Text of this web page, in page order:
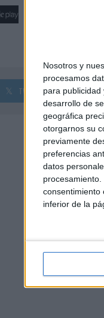
Nosotros y
procesamos
para
desarrollo de
geográfica
otorgarnos su
previamente
preferencias
datos
consentimiento
inferior de la
TWEET